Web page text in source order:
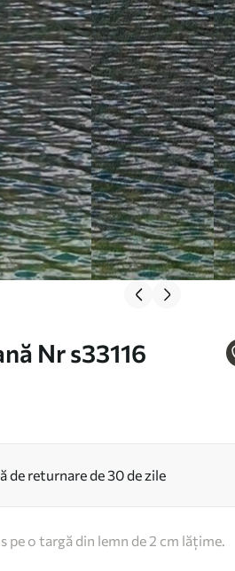
Nr s33116
de returnare de 30 de zile
o targă din lemn de 2 cm lățime.